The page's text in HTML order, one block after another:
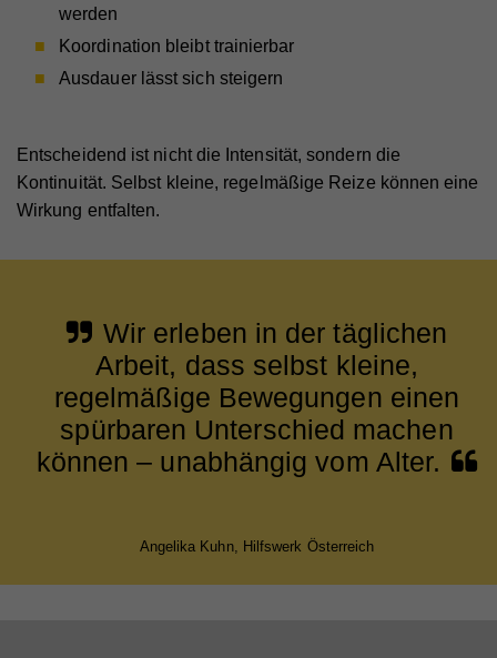
werden
Koordination bleibt trainierbar
Ausdauer lässt sich steigern
Entscheidend ist nicht die Intensität, sondern die
Kontinuität. Selbst kleine, regelmäßige Reize können eine
Wirkung entfalten.
Wir erleben in der täglichen
Arbeit, dass selbst kleine,
regelmäßige Bewegungen einen
spürbaren Unterschied machen
können – unabhängig vom Alter.
Angelika Kuhn, Hilfswerk Österreich